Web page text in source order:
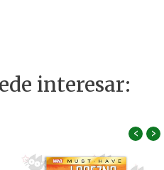
interesar:
‹ ›